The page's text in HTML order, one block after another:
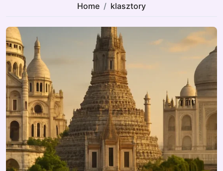
Home klasztory